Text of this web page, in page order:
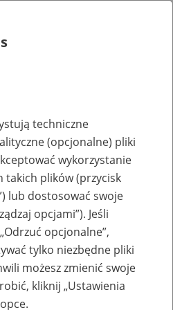
lub
zakładów pracy
techniczne
(opcjonalne) pliki
wykorzystanie
takich plików (przycisk
lub dostosować swoje
opcjami”). Jeśli
opcjonalne”,
tylko niezbędne pliki
możesz zmienić swoje
kliknij „Ustawienia